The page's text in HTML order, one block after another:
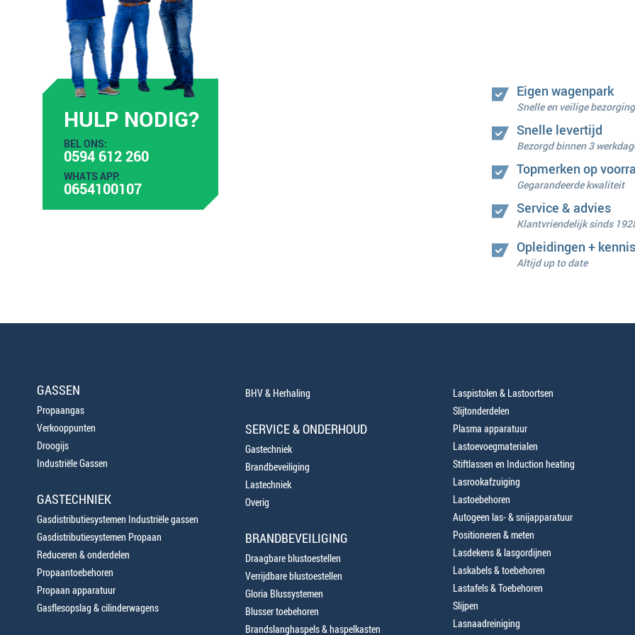
HULP NODIG?
BEL ONS:
0594 612 260
WHATS APP:
0654100107
Eigen wagenpark
Snelle en veilige bezorging
Snelle levertijd
Bezorgd binnen 3
Topmerken op
Gegarandeerde kwaliteit
Service & advies
Klantvriendelijk sinds
Opleidingen + kennis
Altijd up to date
GASSEN
Propaangas
Verkooppunten
Droogijs
Industriële Gassen
GASTECHNIEK
Gasdistributiesystemen Industriële gassen
Gasdistributiesystemen Propaan
Reduceren & onderdelen
Propaantoebehoren
Propaan apparatuur
Gasflesopslag & cilinderwagens
BHV & Herhaling
SERVICE & ONDERHOUD
Gastechniek
Brandbeveiliging
Lastechniek
Overig
BRANDBEVEILIGING
Draagbare blustoestellen
Verrijdbare blustoestellen
Gloria Blussystemen
Blusser toebehoren
Brandslanghaspels & haspelkasten
Laspistolen & Lastoortsen
Slijtonderdelen
Plasma apparatuur
Lastoevoegmaterialen
Stiftlassen en Induction heating
Lasrookafzuiging
Lastoebehoren
Autogeen las- & snijapparatuur
Positioneren & meten
Lasdekens & lasgordijnen
Laskabels & toebehoren
Lastafels & Toebehoren
Slijpen
Lasnaadreiniging